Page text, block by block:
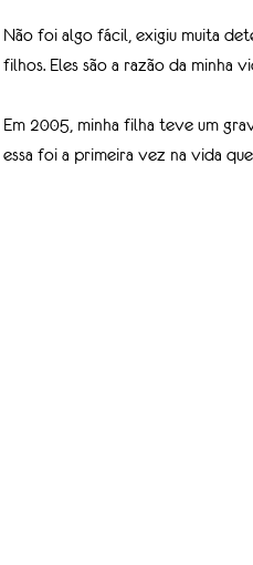
Não foi algo fácil, exigiu muita
filhos. Eles são a razão da minha
Em 2005, minha filha teve um
essa foi a primeira vez na vida